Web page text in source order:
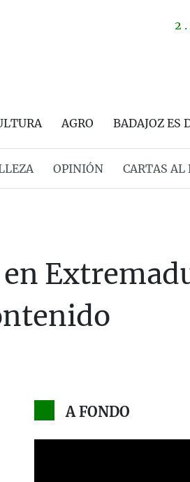
2 .
AGRO BADAJOZ ES
OPINIÓN CARTAS AL
A FONDO